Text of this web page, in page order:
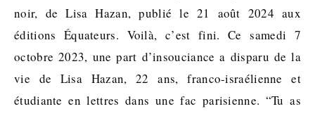
noir, de Lisa Hazan, publié le 21 août 2024 aux
éditions Équateurs. Voilà, c’est fini. Ce samedi 7
octobre 2023, une part d’insouciance a disparu de la
vie de Lisa Hazan, 22 ans, franco-israélienne et
étudiante en lettres dans une fac parisienne. “Tu as